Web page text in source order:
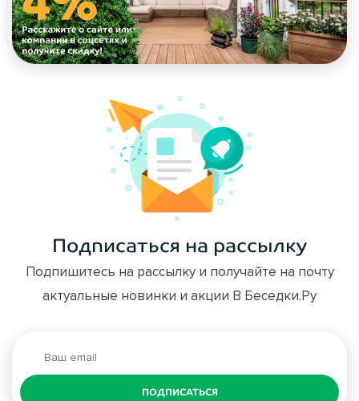
Подписаться на рассылку
Подпишитесь на рассылку и получайте на почту
актуальные новинки и акции В Беседки.Ру
ПОДПИСАТЬСЯ